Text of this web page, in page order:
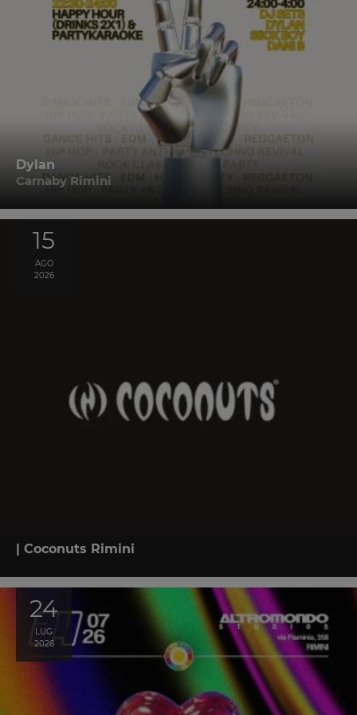
Dylan
Carnaby Rimini
15
AGO
2026
| Coconuts Rimini
24
LUG
2026